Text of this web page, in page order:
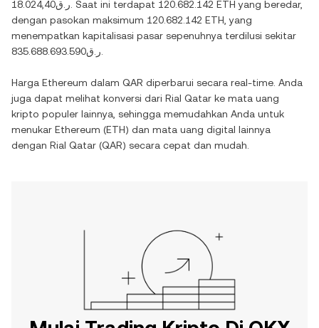
ر.ق18.024,40 . Saat ini terdapat 120.682.142 ETH yang beredar,
dengan pasokan maksimum 120.682.142 ETH , yang
menempatkan kapitalisasi pasar sepenuhnya terdilusi sekitar
ر.ق835.688.693.590
Harga Ethereum dalam QAR diperbarui secara real-time. Anda
juga dapat melihat konversi dari Rial Qatar ke mata uang
kripto populer lainnya, sehingga memudahkan Anda untuk
menukar Ethereum (ETH) dan mata uang digital lainnya
dengan Rial Qatar (QAR) secara cepat dan mudah.